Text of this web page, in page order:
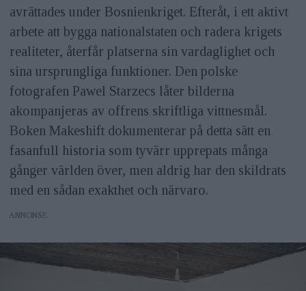
avrättades under Bosnienkriget. Efteråt, i ett aktivt
arbete att bygga nationalstaten och radera krigets
realiteter, återfår platserna sin vardaglighet och
sina ursprungliga funktioner. Den polske
fotografen Pawel Starzecs låter bilderna
akompanjeras av offrens skriftliga vittnesmål.
Boken Makeshift dokumenterar på detta sätt en
fasanfull historia som tyvärr upprepats många
gånger världen över, men aldrig har den skildrats
med en sådan exakthet och närvaro.
ANNONS